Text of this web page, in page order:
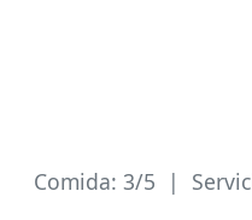
Comida: 3/5 |